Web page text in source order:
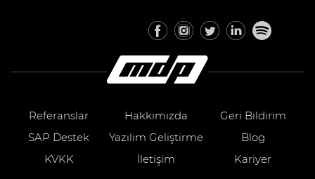
Referanslar Hakkımızda
Geri Bildirim
SAP Destek
Yazılım Geliştirme
Blog
KVKK
İletişim Kariyer